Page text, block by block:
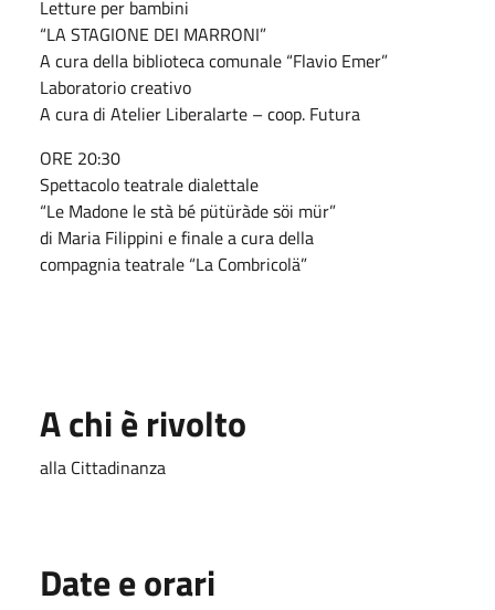
Letture per bambini
“LA STAGIONE DEI MARRONI”
A cura della biblioteca comunale “Flavio Emer”
Laboratorio creativo
A cura di Atelier Liberalarte – coop. Futura
ORE 20:30
Spettacolo teatrale dialettale
“Le Madone le stà bé pütüràde söi mür”
di Maria Filippini e finale a cura della
compagnia teatrale “La Combricolä”
A chi è rivolto
alla Cittadinanza
Date e orari